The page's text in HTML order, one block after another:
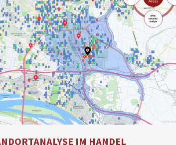
IM HANDEL